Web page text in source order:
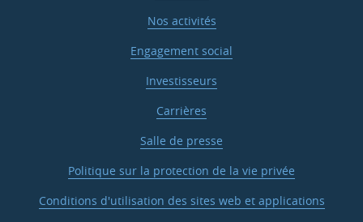
Nos activités
Engagement social
Investisseurs
Carrières
Salle de presse
Politique sur la protection de la vie privée
Conditions d'utilisation des sites web et applications